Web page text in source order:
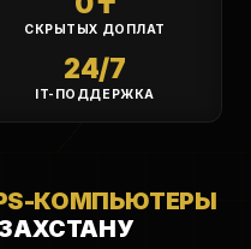
СКРЫТЫХ ДОПЛАТ
24/7
IT-ПОДДЕРЖКА
КОМПЬЮТЕРЫ